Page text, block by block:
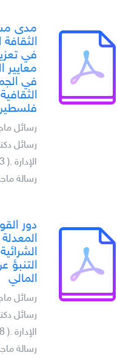
مدى
في
معايير
في
رسائل
رسائل
رسالة
دور
التنبؤ
المالي
رسائل
رسائل
رسالة